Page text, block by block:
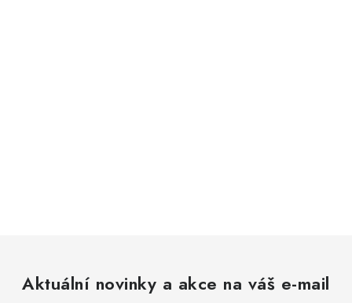
Aktuální novinky a akce na váš e-mail